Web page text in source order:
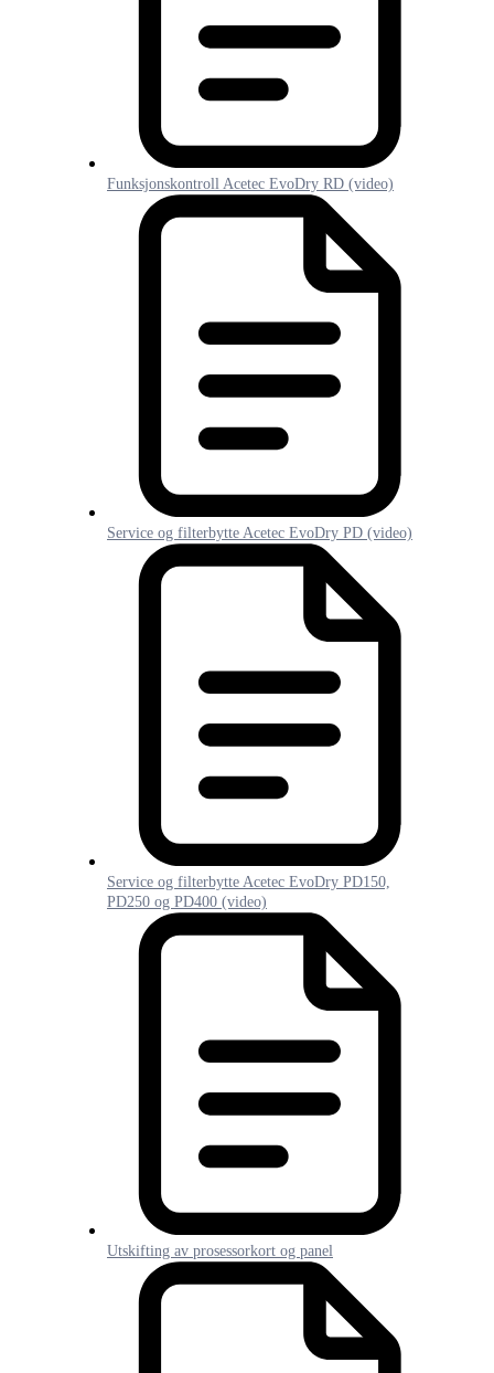
Funksjonskontroll Acetec EvoDry RD (video)
Service og filterbytte Acetec EvoDry PD (video)
Service og filterbytte Acetec EvoDry PD150,
PD250 og PD400 (video)
Utskifting av prosessorkort og panel